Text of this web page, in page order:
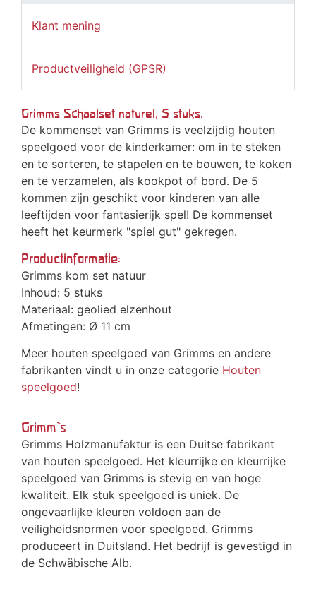
Klant mening
Productveiligheid (GPSR)
Grimms Schaalset naturel, 5 stuks.
De kommenset van Grimms is veelzijdig houten
speelgoed voor de kinderkamer: om in te steken
en te sorteren, te stapelen en te bouwen, te koken
en te verzamelen, als kookpot of bord. De 5
kommen zijn geschikt voor kinderen van alle
leeftijden voor fantasierijk spel! De kommenset
heeft het keurmerk "spiel gut" gekregen.
Productinformatie:
Grimms kom set natuur
Inhoud: 5 stuks
Materiaal: geolied elzenhout
Afmetingen: Ø 11 cm
Meer houten speelgoed van Grimms en andere
fabrikanten vindt u in onze categorie Houten
speelgoed!
Grimm`s
Grimms Holzmanufaktur is een Duitse fabrikant
van houten speelgoed. Het kleurrijke en kleurrijke
speelgoed van Grimms is stevig en van hoge
kwaliteit. Elk stuk speelgoed is uniek. De
ongevaarlijke kleuren voldoen aan de
veiligheidsnormen voor speelgoed. Grimms
produceert in Duitsland. Het bedrijf is gevestigd in
de Schwäbische Alb.